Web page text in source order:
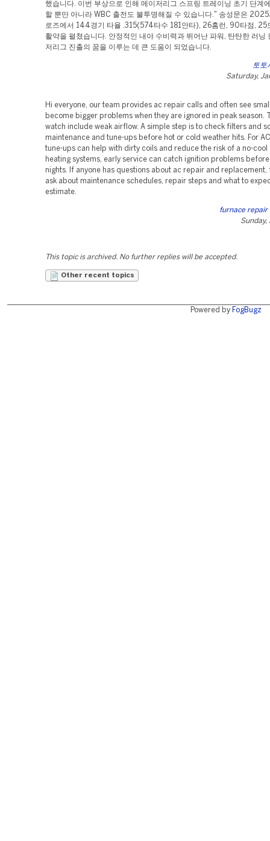
했습니다. 이번 부상으로 인해 메이저리그 스프링 트레이닝 초기 단계
할 뿐만 아니라 WBC 출전도 불투명해질 수 있습니다." 송성문은
로즈에서 144경기 타율 .315(574타수 181안타), 26홈런, 90타점, 25
활약을 펼쳤습니다. 안정적인 내야 수비력과 뛰어난 파워, 탄탄한 러닝
저리그 진출의 꿈을 이루는 데 큰 도움이 되었습니다.
토토
Saturday,
Hi everyone, our team provides ac repair calls and often see
become bigger problems when they are ignored in peak season.
watch include weak airflow. A simple step is to check filters and
maintenance and tune-ups before hot or cold weather hits. For
tune-ups can help with dirty coils and reduce the risk of a no-cool
heating systems, early service can catch ignition problems
nights. If anyone has questions about ac repair and replacement,
ask about maintenance schedules, repair steps and what to
estimate.
furnace repair
Sunday,
This topic is archived. No further replies will be accepted.
Other recent topics
Powered by FogBugz